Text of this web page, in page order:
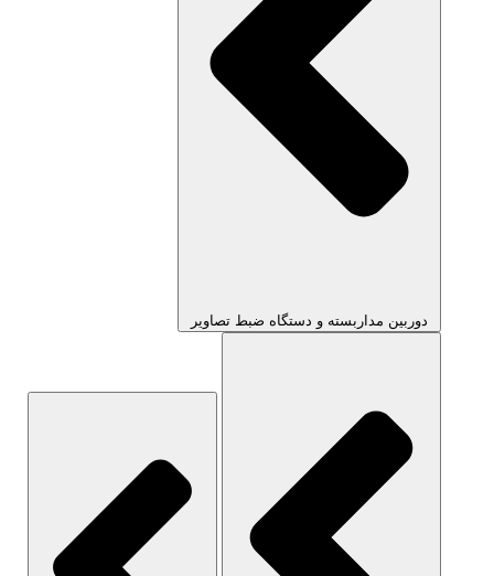
دوربین مداربسته و دستگاه ضبط تصاویر